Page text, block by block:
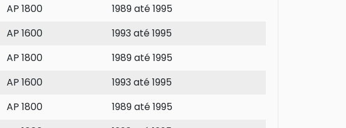
AP 1800
1989 até 1995
AP 1600
1993 até 1995
AP 1800
1989 até 1995
AP 1600
1993 até 1995
AP 1800
1989 até 1995